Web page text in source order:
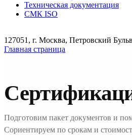
Техническая документация
СМК ISO
127051, г. Москва, Петровский
Главная страница
Подготовим пакет документов и
Сориентируем по срокам и